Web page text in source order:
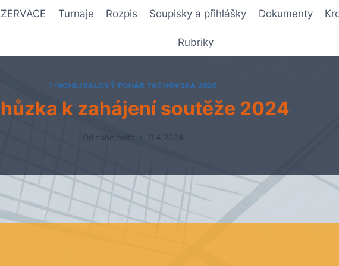
Turnaje Rozpis Soupisky a přihlášky Dokumenty
Rubriky
1-NOHEJBALOVÝ POHÁR TACHOVSKA 2026
k zahájení soutěže 2024
Od nohejbaltc 11.4.2024